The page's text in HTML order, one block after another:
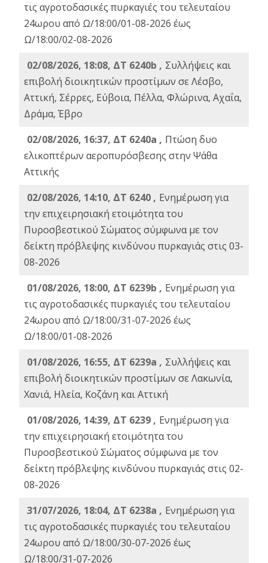
τις αγροτοδασικές πυρκαγιές του τελευταίου
24ωρου από Ω/18:00/01-08-2026 έως
Ω/18:00/02-08-2026
02/08/2026, 18:08, ΔΤ 6240b , Συλλήψεις και
επιβολή διοικητικών προστίμων σε Λέσβο,
Αττική, Σέρρες, Εύβοια, Πέλλα, Φλώρινα, Αχαΐα,
Δράμα, Έβρο
02/08/2026, 16:37, ΔΤ 6240a , Πτώση δυο
ελικοπτέρων αεροπυρόσβεσης στην Ψάθα
Αττικής
02/08/2026, 14:10, ΔΤ 6240 , Ενημέρωση για
την επιχειρησιακή ετοιμότητα του
Πυροσβεστικού Σώματος σύμφωνα με τον
δείκτη πρόβλεψης κινδύνου πυρκαγιάς στις 03-
08-2026
01/08/2026, 18:00, ΔΤ 6239b , Ενημέρωση για
τις αγροτοδασικές πυρκαγιές του τελευταίου
24ωρου από Ω/18:00/31-07-2026 έως
Ω/18:00/01-08-2026
01/08/2026, 16:55, ΔΤ 6239a , Συλλήψεις και
επιβολή διοικητικών προστίμων σε Λακωνία,
Χανιά, Ηλεία, Κοζάνη και Αττική
01/08/2026, 14:39, ΔΤ 6239 , Ενημέρωση για
την επιχειρησιακή ετοιμότητα του
Πυροσβεστικού Σώματος σύμφωνα με τον
δείκτη πρόβλεψης κινδύνου πυρκαγιάς στις 02-
08-2026
31/07/2026, 18:04, ΔΤ 6238a , Ενημέρωση για
τις αγροτοδασικές πυρκαγιές του τελευταίου
24ωρου από Ω/18:00/30-07-2026 έως
Ω/18:00/31-07-2026